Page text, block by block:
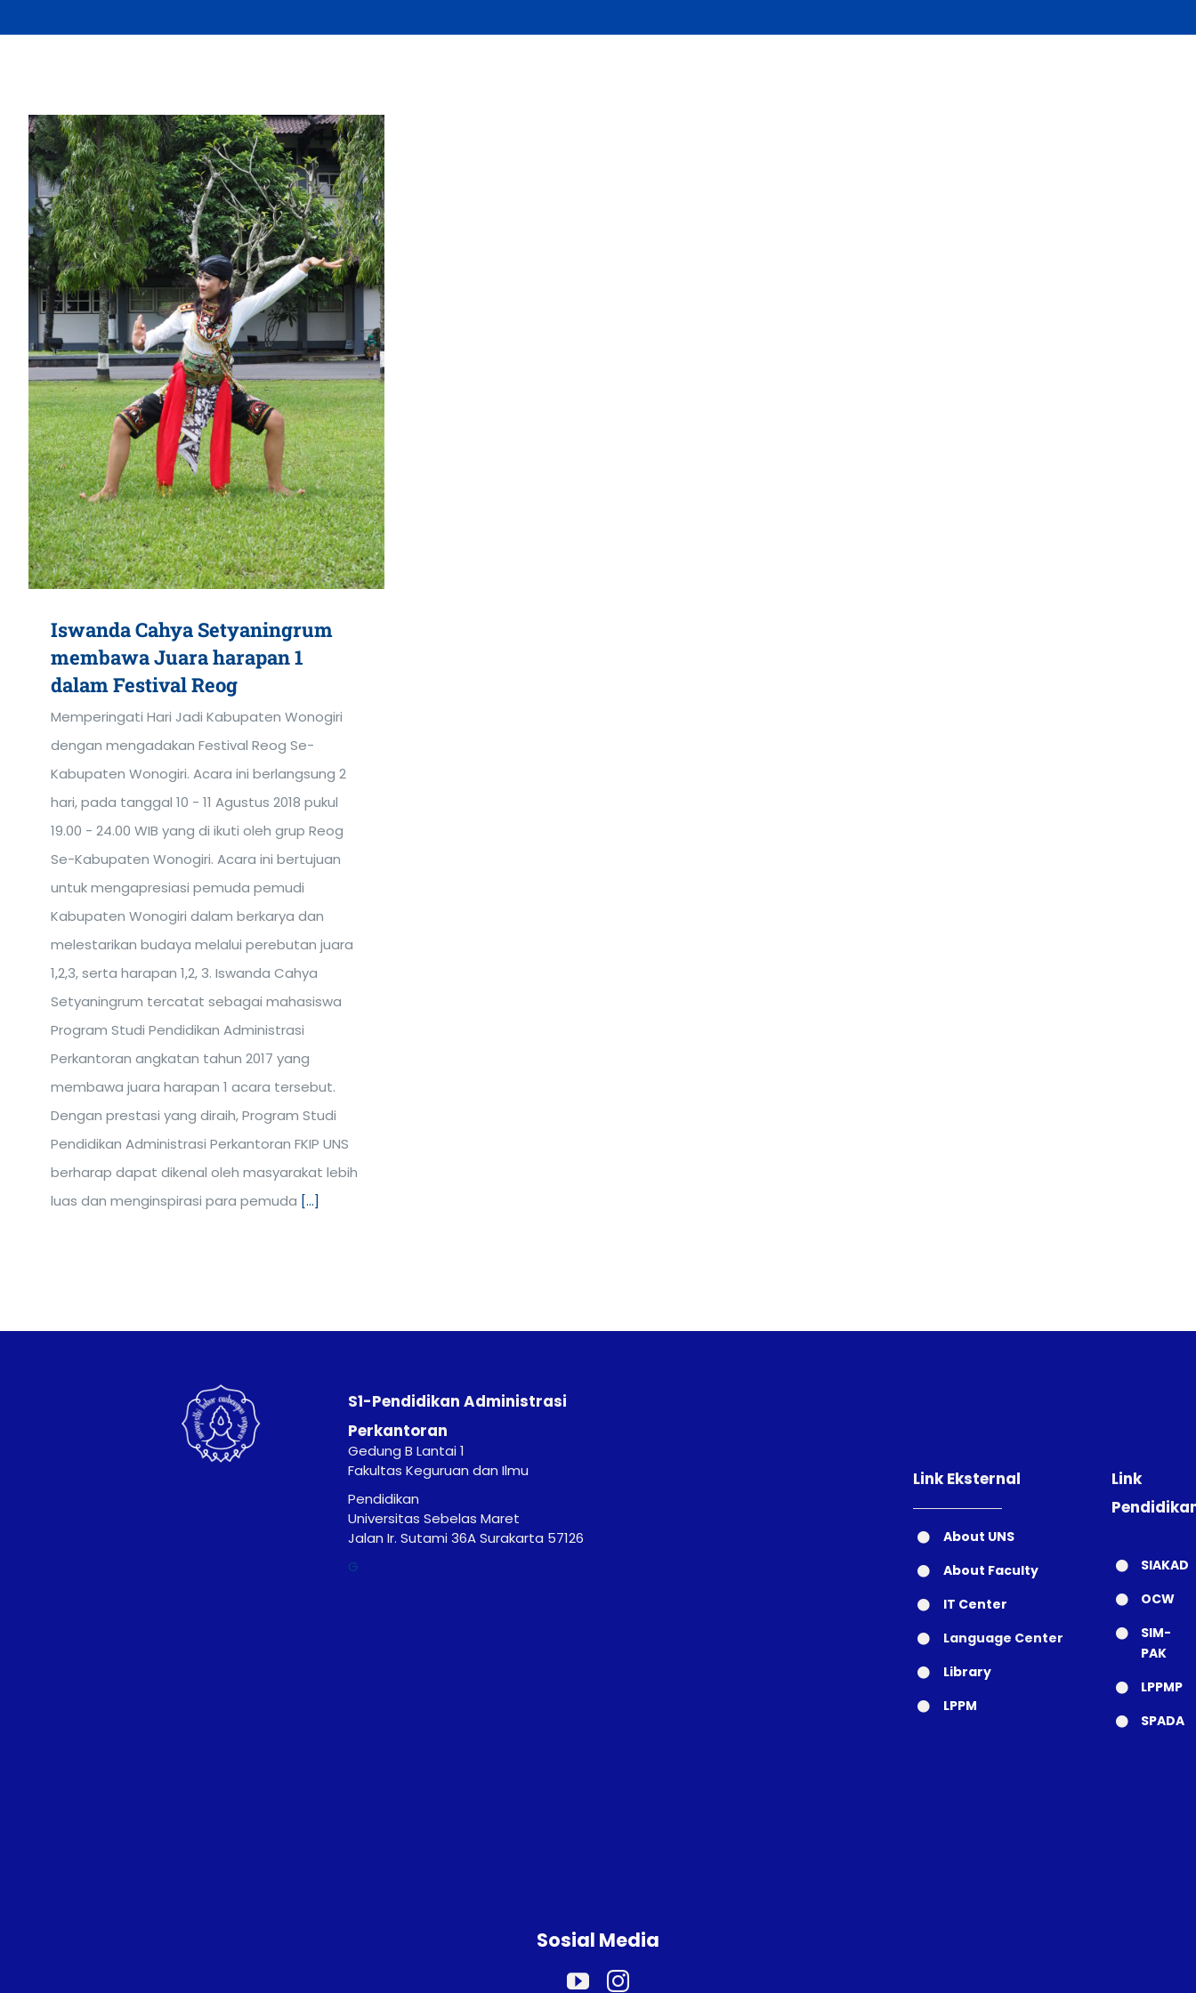
Iswanda Cahya Setyaningrum
membawa Juara harapan 1
dalam Festival Reog
Memperingati Hari Jadi Kabupaten Wonogiri
dengan mengadakan Festival Reog Se-
Kabupaten Wonogiri. Acara ini berlangsung 2
hari, pada tanggal 10 - 11 Agustus 2018 pukul
19.00 - 24.00 WIB yang di ikuti oleh grup Reog
Se-Kabupaten Wonogiri. Acara ini bertujuan
untuk mengapresiasi pemuda pemudi
Kabupaten Wonogiri dalam berkarya dan
melestarikan budaya melalui perebutan juara
1,2,3, serta harapan 1,2, 3. Iswanda Cahya
Setyaningrum tercatat sebagai mahasiswa
Program Studi Pendidikan Administrasi
Perkantoran angkatan tahun 2017 yang
membawa juara harapan 1 acara tersebut.
Dengan prestasi yang diraih, Program Studi
Pendidikan Administrasi Perkantoran FKIP UNS
berharap dapat dikenal oleh masyarakat lebih
luas dan menginspirasi para pemuda [...]
S1-Pendidikan Administrasi
Perkantoran
Gedung B Lantai 1
Fakultas Keguruan dan Ilmu
Pendidikan
Universitas Sebelas Maret
Jalan Ir. Sutami 36A Surakarta 57126
G
Sosial Media
Link Eksternal
About UNS
About Faculty
IT Center
Language Center
Library
LPPM
Link
SIAKAD
OCW
SIM-
PAK
LPPMP
SPADA